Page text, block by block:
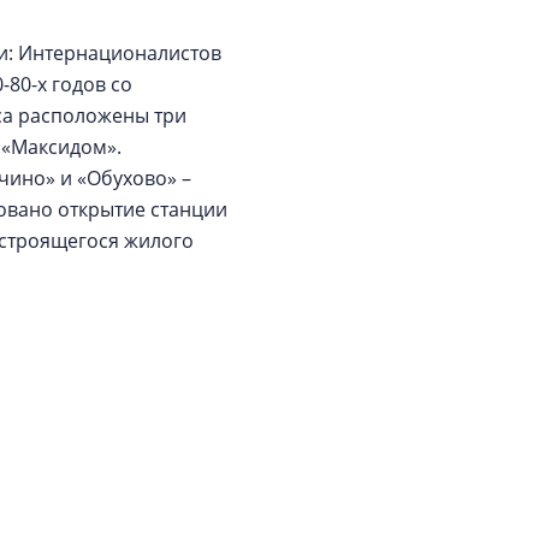
Интернационалистов
х годов со
расположены три
и «Обухово» –
открытие станции
жилого